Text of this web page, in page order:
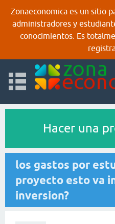
Zonaeconomica es un sitio
administradores y
conocimientos. Es
Hacer una
los gastos por
proyecto esto va
inversion?